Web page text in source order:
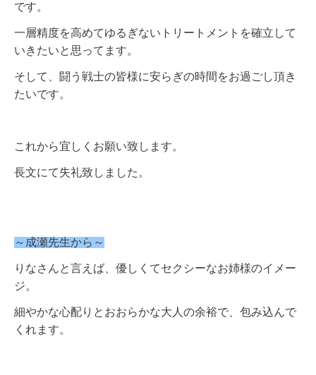
です。
一層精度を高めてゆるぎないトリートメントを確立して
いきたいと思ってます。
そして、闘う戦士の皆様に安らぎの時間をお過ごし頂き
たいです。
これから宜しくお願い致します。
長文にて失礼致しました。
～成瀬先生から～
りなさんと言えば、優しくてセクシーなお姉様のイメー
ジ。
細やかな心配りとおおらかな大人の余裕で、包み込んで
くれます。